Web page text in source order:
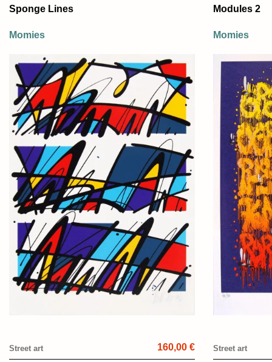
Sponge Lines
Momies
Modules 2
Momies
Street art 160,00 € Street art